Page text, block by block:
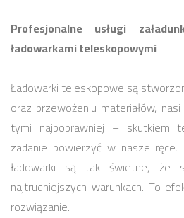
Profesjonalne usługi
ładowarkami teleskopowymi
Ładowarki teleskopowe są
oraz przewożeniu materiałów,
tymi najpoprawniej – skutkiem
zadanie powierzyć w nasze
ładowarki są tak świetne, że
najtrudniejszych warunkach. To
rozwiązanie.